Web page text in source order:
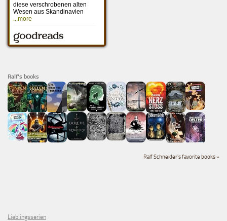
Ralf's books
Ralf Schneider's favorite books »
Lieblingsserien